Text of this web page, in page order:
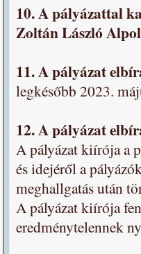
10. A pályázattal
Zoltán László
11. A pályázat
legkésőbb 2023.
12. A pályázat
A pályázat kiírója a
és idejéről a
meghallgatás után
A pályázat kiírója
eredménytelennek